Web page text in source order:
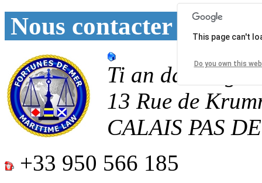
Nous contacter
Ti an
13 Rue de
CALAIS PAS
+33 950 566 185
This page can't
Do you own this